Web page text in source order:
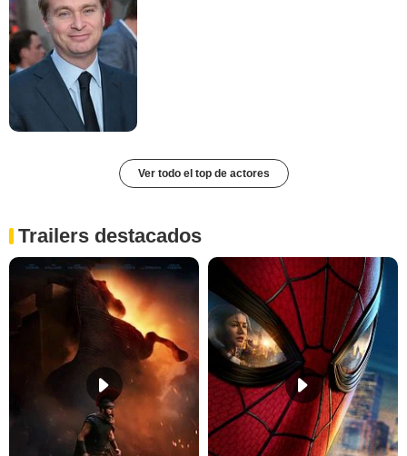
Ver todo el top de actores
Trailers destacados